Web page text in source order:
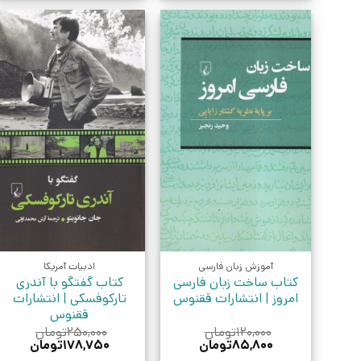
آموزش زبان فارسی
کتاب ساخت‌ زبان‌ فارسی‌
امروز | انتشارات ققنوس
۱۲۰,۰۰۰تومان
قیمت
۸۵,۸۰۰تومان
ادبیات آمریکا
کتاب گفتگو با آندری
تارکوفسکی | انتشارات
ققنوس
۲۵۰,۰۰۰تومان
قیمت
۱۷۸,۷۵۰تومان